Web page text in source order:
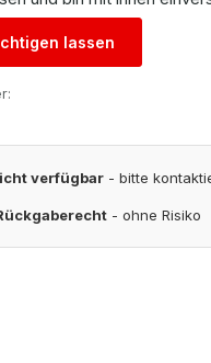
lassen
verfügbar - bitte
- ohne Risiko